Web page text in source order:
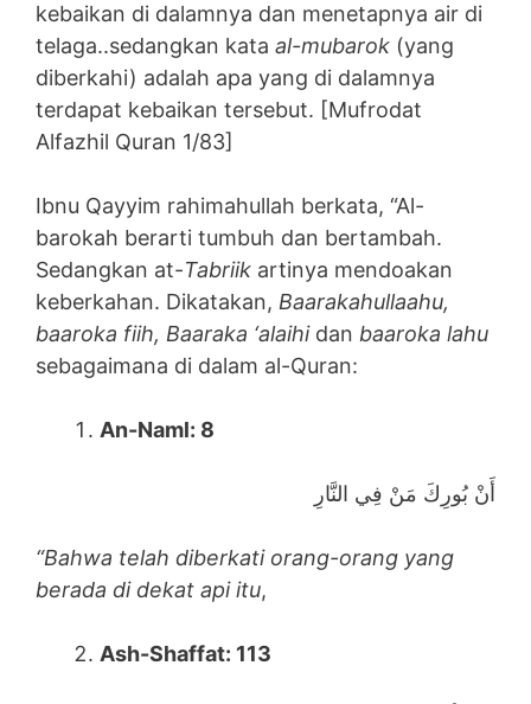
kebaikan di dalamnya dan menetapnya air di
telaga..sedangkan kata al-mubarok (yang
diberkahi) adalah apa yang di dalamnya
terdapat kebaikan tersebut. [Mufrodat
Alfazhil Quran 1/83]
Ibnu Qayyim rahimahullah berkata, “Al-
barokah berarti tumbuh dan bertambah.
Sedangkan at-Tabriik artinya mendoakan
keberkahan. Dikatakan, Baarakahullaahu,
baaroka fiih, Baaraka ‘alaihidan baaroka lahu
sebagaimana di dalam al-Quran:
An-Naml: 8
أَنْ بُورِكَ مَنْ فِي النَّارِ
“Bahwa telah diberkati orang-orang yang
berada di dekat api itu,
Ash-Shaffat: 113